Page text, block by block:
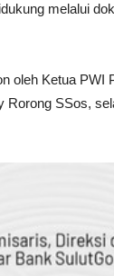
melalui
oleh Ketua
Rorong SSos,